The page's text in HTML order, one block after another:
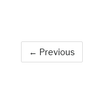
← Previous